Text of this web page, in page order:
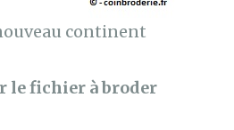
continent
le fichier à broder